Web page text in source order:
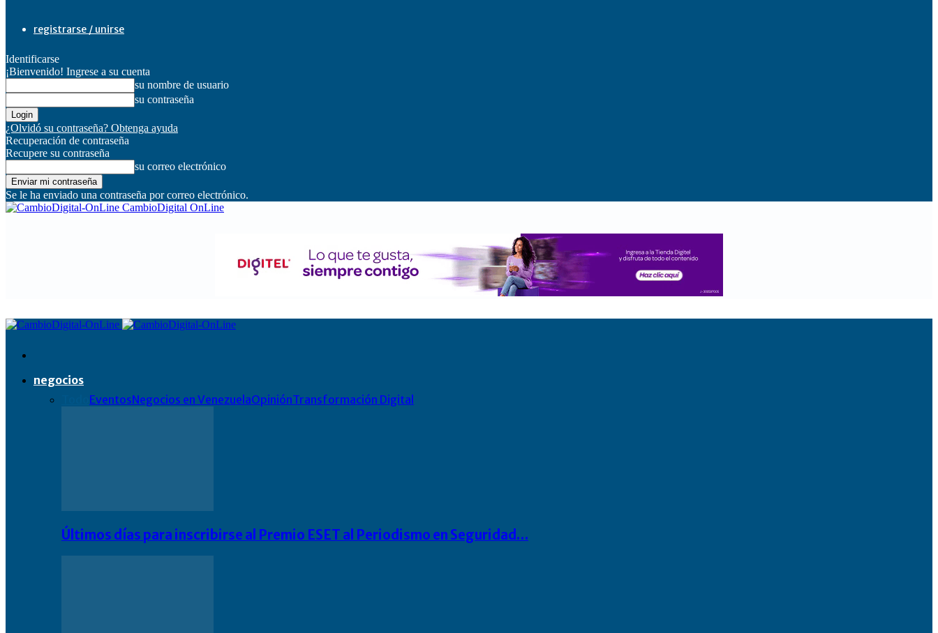
registrarse / unirse
Identificarse
¡Bienvenido! Ingrese a su cuenta
su nombre de usuario
su contraseña
¿Olvidó su contraseña? Obtenga ayuda
Recuperación de contraseña
Recupere su contraseña
su correo electrónico
Se le ha enviado una contraseña por correo electrónico.
CambioDigital OnLine
negocios
EventosNegocios en VenezuelaOpiniónTransformación Digital
Últimos días para inscribirse al Premio ESET al Periodismo en Seguridad…